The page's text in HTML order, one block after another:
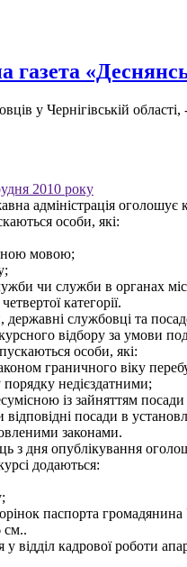
газета
у Чернігівській
2010 року
адміністрація оголошує
особи, які:
мовою;
чи служби в органах
категорії.
службовці та
відбору за умови
особи, які:
граничного віку
недієздатними;
із зайняттям
відповідні посади в
законами.
з дня опублікування
додаються:
паспорта громадянина
см..
у відділ кадрової роботи